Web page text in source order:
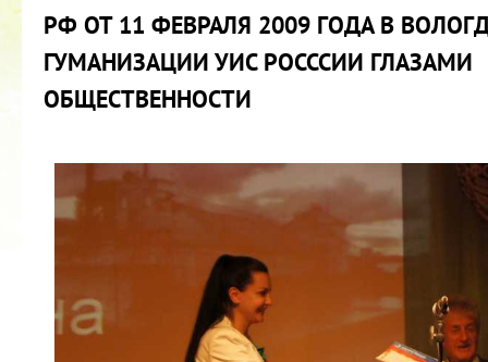
РФ ОТ 11 ФЕВРАЛЯ 2009 ГОДА В
ГУМАНИЗАЦИИ УИС РОСССИИ ГЛАЗАМИ
ОБЩЕСТВЕННОСТИ
КУБОК ДРУЖБЫ